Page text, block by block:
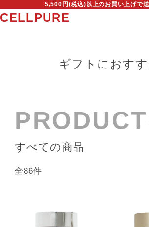
5,500円(税込)以上のお買い上げで送
CELLPURE
ギフトにおす
すべての商品
全86件